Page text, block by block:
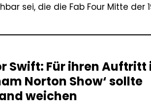
sei, die die Fab Four Mitte der
Swift: Für ihren Auftritt
Norton Show‘ sollte
weichen